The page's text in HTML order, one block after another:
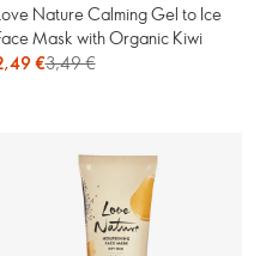
Nature Calming Gel to Ice
Mask with Organic Kiwi
€3,49 €